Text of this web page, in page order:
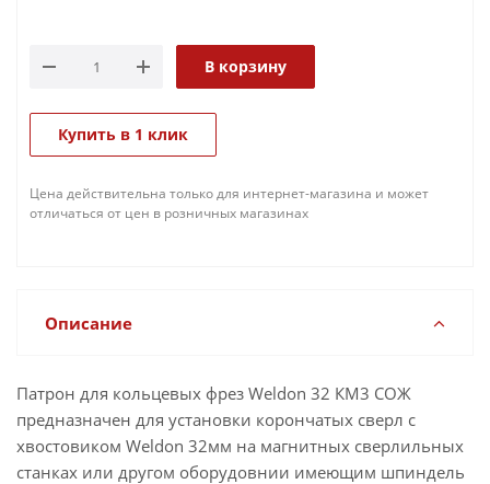
В корзину
Купить в 1 клик
Цена действительна только для интернет-магазина и может
отличаться от цен в розничных магазинах
Описание
Патрон для кольцевых фрез Weldon 32 КМ3 СОЖ
предназначен для установки корончатых сверл с
хвостовиком Weldon 32мм на магнитных сверлильных
станках или другом оборудовнии имеющим шпиндель